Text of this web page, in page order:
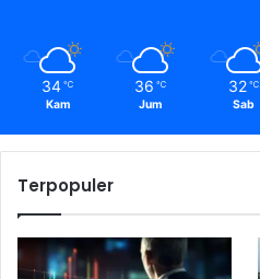
34 ℃
Kam
36 ℃
Jum
32 ℃
Sab
Terpopuler